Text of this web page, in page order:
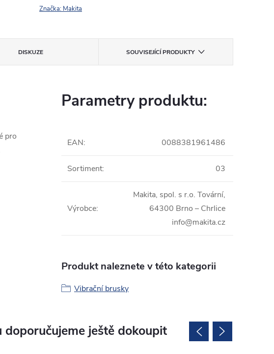
Značka: Makita
DISKUZE SOUVISEJÍCÍ PRODUKTY
pro
Parametry produktu:
EAN: 0088381961486
Sortiment: 03
Výrobce:
Makita, spol. s r.o. Tovární,
64300 Brno – Chrlice
info@makita.cz
Produkt naleznete v této kategorii
Vibrační brusky
ještě dokoupit